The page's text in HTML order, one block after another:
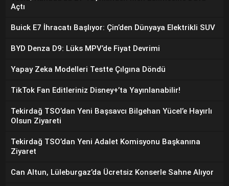
Açtı
Buick E7 İhracatı Başlıyor: Çin’den Dünyaya Elektrikli SUV
BYD Denza D9: Lüks MPV’de Fiyat Devrimi
Yapay Zeka Modelleri Testte Çılgına Döndü
TikTok Fan Editleriniz Disney+’ta Yayınlanabilir!
Tekirdağ TSO’dan Yeni Başsavcı Bilgehan Yücel’e Hayırlı
Olsun Ziyareti
Tekirdağ TSO’dan Yeni Adalet Komisyonu Başkanına
Ziyaret
Can Altun, Lüleburgaz’da Ücretsiz Konserle Sahne Alıyor